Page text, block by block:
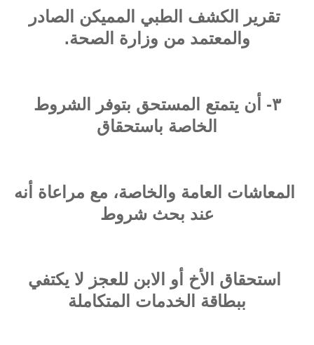
تقرير الكشف الطبي المميكن الصادر
والمعتمد من وزارة الصحة.
٣- أن يتمتع المستحق بتوفر الشروط
الخاصة باستحقاق
المعاشات العامة والخاصة، مع مراعاة أنه
عند بحث شروط
استحقاق الأخ أو الابن للعجز لا يكتفي
ببطاقة الخدمات المتكاملة